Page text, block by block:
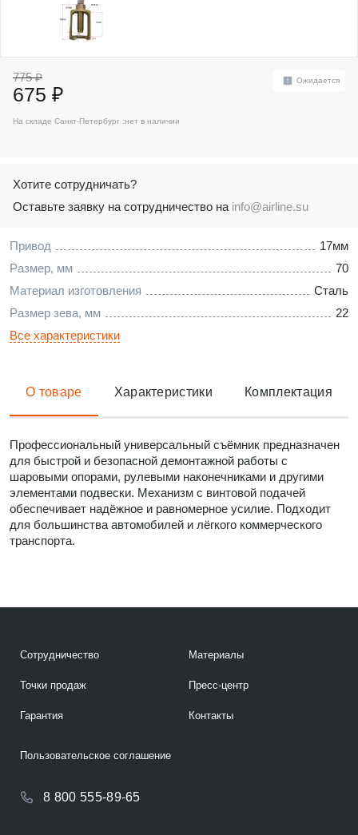
Привод
17мм
Размер, мм
70
Материал изготовления
Сталь
Размер зева, мм
22
Все характеристики
775 ₽
675 ₽
Ожидается
На складе Санкт-Петербург :нет в наличии
Хотите сотрудничать?
Оставьте заявку на сотрудничество на info@airline.su
О товаре Характеристики Комплектация
Профессиональный универсальный съёмник предназначен
для быстрой и безопасной демонтажной работы с
шаровыми опорами, рулевыми наконечниками и другими
элементами подвески. Механизм с винтовой подачей
обеспечивает надёжное и равномерное усилие. Подходит
для большинства автомобилей и лёгкого коммерческого
транспорта.
Сотрудничество
Точки продаж
Гарантия
Материалы
Пресс-центр
Контакты
8 800 555-89-65
Пользовательское соглашение